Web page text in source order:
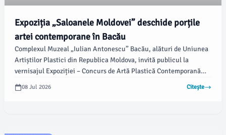
Expoziția „Saloanele Moldovei” deschide porțile
artei contemporane în Bacău
Complexul Muzeal „Iulian Antonescu” Bacău, alături de Uniunea
Artiștilor Plastici din Republica Moldova, invită publicul la
vernisajul Expoziției – Concurs de Artă Plastică Contemporană
„Saloanele Moldovei”, programat pentru vineri, 10 iulie 2026, la
ora 16.00, la Galeriile de Artă „ALFA” din Bacău. Această ediție,
08 Jul 2026 Citește